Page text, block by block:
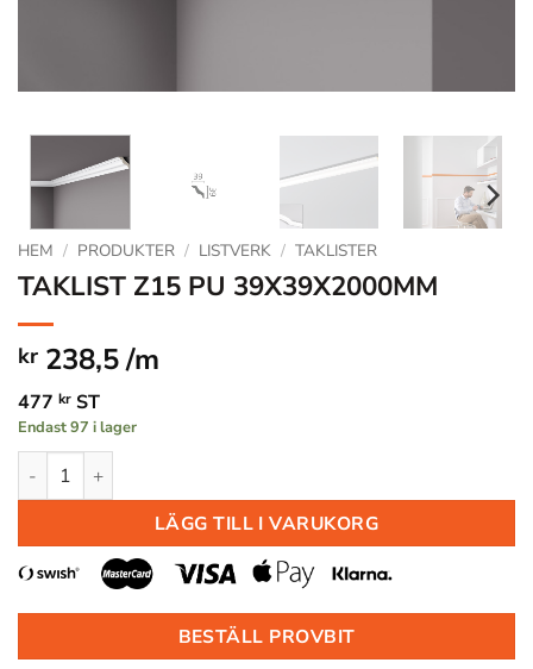
HEM / PRODUKTER / LISTVERK / TAKLISTER
TAKLIST Z15 PU 39X39X2000MM
kr 238,5 /m
477 kr ST
Endast 97 i lager
TAKLIST Z15 PU 39X39X2000MM mängd
LÄGG TILL I VARUKORG
BESTÄLL PROVBIT